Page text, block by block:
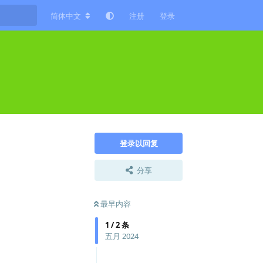
简体中文 注册 登录
登录以回复
分享
最早内容
1 /2条
五月 2024